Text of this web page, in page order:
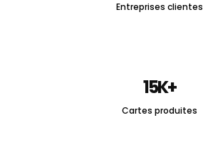
Entreprises clientes
15K+
Cartes produites